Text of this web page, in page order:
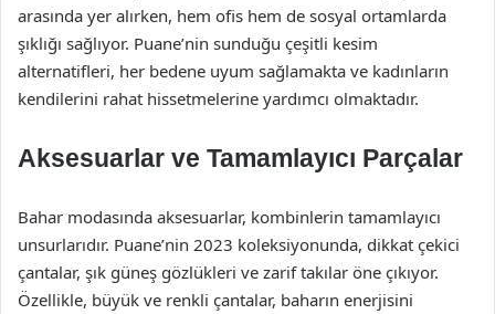
arasında yer alırken, hem ofis hem de sosyal ortamlarda
şıklığı sağlıyor. Puane’nin sunduğu çeşitli kesim
alternatifleri, her bedene uyum sağlamakta ve kadınların
kendilerini rahat hissetmelerine yardımcı olmaktadır.
Aksesuarlar ve Tamamlayıcı Parçalar
Bahar modasında aksesuarlar, kombinlerin tamamlayıcı
unsurlarıdır. Puane’nin 2023 koleksiyonunda, dikkat çekici
çantalar, şık güneş gözlükleri ve zarif takılar öne çıkıyor.
Özellikle, büyük ve renkli çantalar, baharın enerjisini